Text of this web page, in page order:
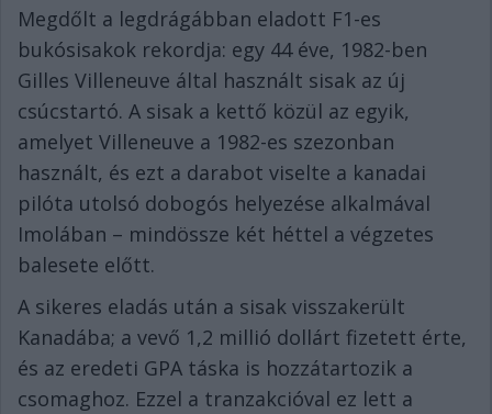
Megdőlt a legdrágábban eladott F1-es
bukósisakok rekordja: egy 44 éve, 1982-ben
Gilles Villeneuve által használt sisak az új
csúcstartó. A sisak a kettő közül az egyik,
amelyet Villeneuve a 1982-es szezonban
használt, és ezt a darabot viselte a kanadai
pilóta utolsó dobogós helyezése alkalmával
Imolában – mindössze két héttel a végzetes
balesete előtt.
A sikeres eladás után a sisak visszakerült
Kanadába; a vevő 1,2 millió dollárt fizetett érte,
és az eredeti GPA táska is hozzátartozik a
csomaghoz. Ezzel a tranzakcióval ez lett a